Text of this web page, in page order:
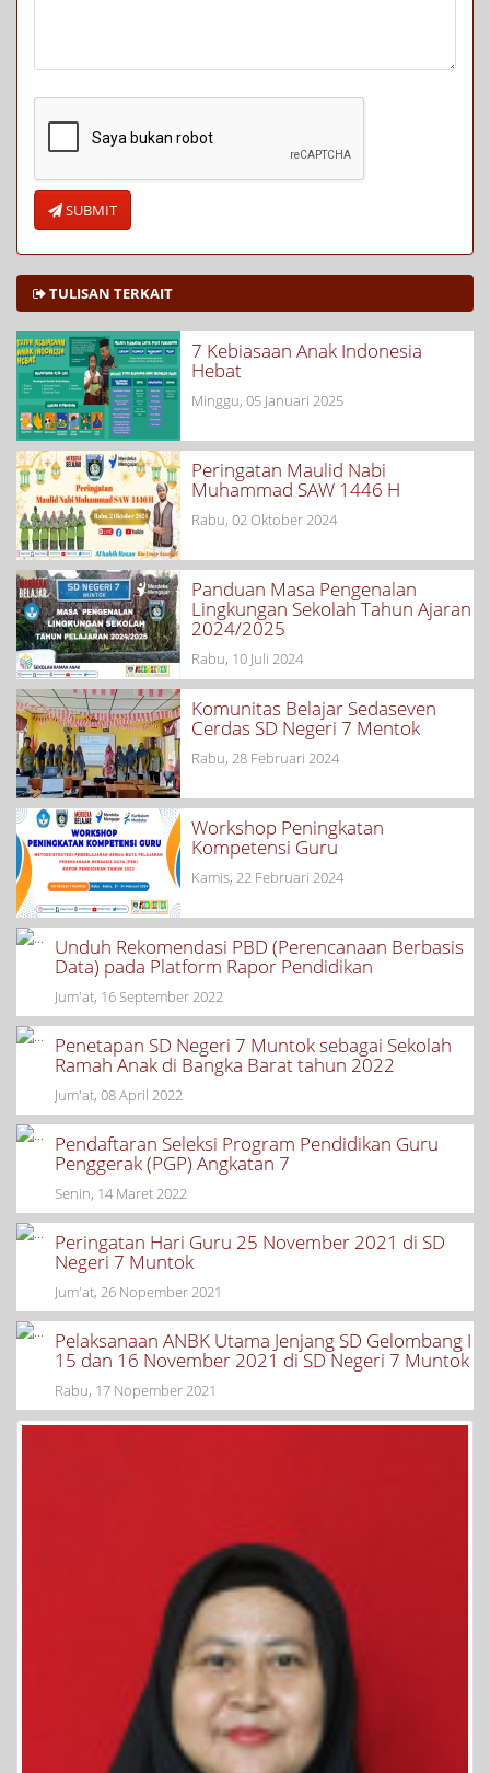
SUBMIT
TULISAN TERKAIT
7 Kebiasaan Anak Indonesia
Hebat
Minggu, 05 Januari 2025
Peringatan Maulid Nabi
Muhammad SAW 1446 H
Rabu, 02 Oktober 2024
Panduan Masa Pengenalan
Lingkungan Sekolah Tahun Ajaran
2024/2025
Rabu, 10 Juli 2024
Komunitas Belajar Sedaseven
Cerdas SD Negeri 7 Mentok
Rabu, 28 Februari 2024
Workshop Peningkatan
Kompetensi Guru
Kamis, 22 Februari 2024
Unduh Rekomendasi PBD (Perencanaan Berbasis
Data) pada Platform Rapor Pendidikan
Jum'at, 16 September 2022
Penetapan SD Negeri 7 Muntok sebagai Sekolah
Ramah Anak di Bangka Barat tahun 2022
Jum'at, 08 April 2022
Pendaftaran Seleksi Program Pendidikan Guru
Penggerak (PGP) Angkatan 7
Senin, 14 Maret 2022
Peringatan Hari Guru 25 November 2021 di SD
Negeri 7 Muntok
Jum'at, 26 Nopember 2021
Pelaksanaan ANBK Utama Jenjang SD Gelombang I
15 dan 16 November 2021 di SD Negeri 7 Muntok
Rabu, 17 Nopember 2021